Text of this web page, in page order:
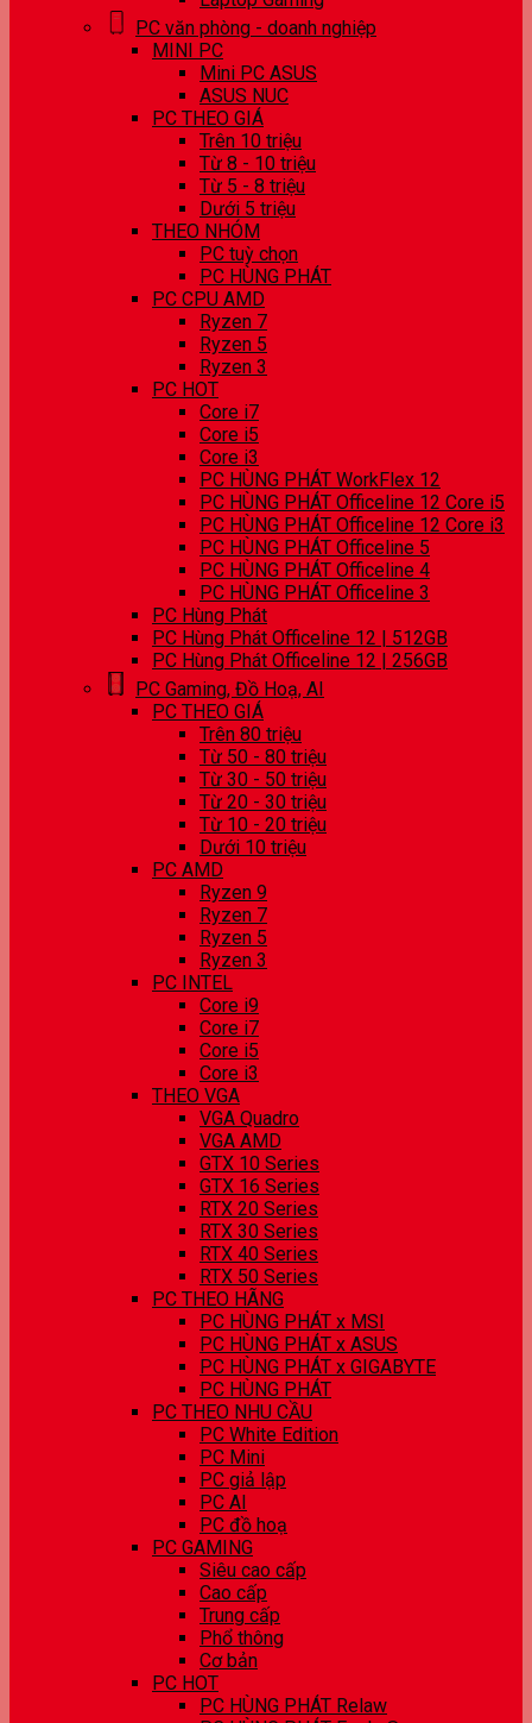
PC văn phòng - doanh nghiệp
MINI PC
Mini PC ASUS
ASUS NUC
PC THEO GIÁ
Trên 10 triệu
Từ 8 - 10 triệu
Từ 5 - 8 triệu
Dưới 5 triệu
THEO NHÓM
PC tuỳ chọn
PC HÙNG PHÁT
PC CPU AMD
Ryzen 7
Ryzen 5
Ryzen 3
PC HOT
Core i7
Core i5
Core i3
PC HÙNG PHÁT WorkFlex 12
PC HÙNG PHÁT Officeline 12 Core i5
PC HÙNG PHÁT Officeline 12 Core i3
PC HÙNG PHÁT Officeline 5
PC HÙNG PHÁT Officeline 4
PC HÙNG PHÁT Officeline 3
PC Hùng Phát
PC Hùng Phát Officeline 12 | 512GB
PC Hùng Phát Officeline 12 | 256GB
PC Gaming, Đồ Hoạ, AI
PC THEO GIÁ
Trên 80 triệu
Từ 50 - 80 triệu
Từ 30 - 50 triệu
Từ 20 - 30 triệu
Từ 10 - 20 triệu
Dưới 10 triệu
PC AMD
Ryzen 9
Ryzen 7
Ryzen 5
Ryzen 3
PC INTEL
Core i9
Core i7
Core i5
Core i3
THEO VGA
VGA Quadro
VGA AMD
GTX 10 Series
GTX 16 Series
RTX 20 Series
RTX 30 Series
RTX 40 Series
RTX 50 Series
PC THEO HÃNG
PC HÙNG PHÁT x MSI
PC HÙNG PHÁT x ASUS
PC HÙNG PHÁT x GIGABYTE
PC HÙNG PHÁT
PC THEO NHU CẦU
PC White Edition
PC Mini
PC giả lập
PC AI
PC đồ hoạ
PC GAMING
Siêu cao cấp
Cao cấp
Trung cấp
Phổ thông
Cơ bản
PC HOT
PC HÙNG PHÁT Relaw